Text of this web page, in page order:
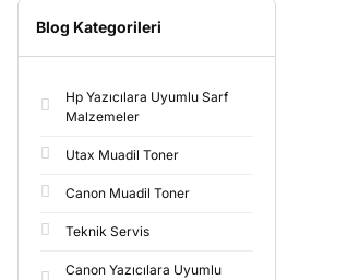
Blog Kategorileri
Hp Yazıcılara Uyumlu Sarf
Malzemeler
Utax Muadil Toner
Canon Muadil Toner
Teknik Servis
Canon Yazıcılara Uyumlu